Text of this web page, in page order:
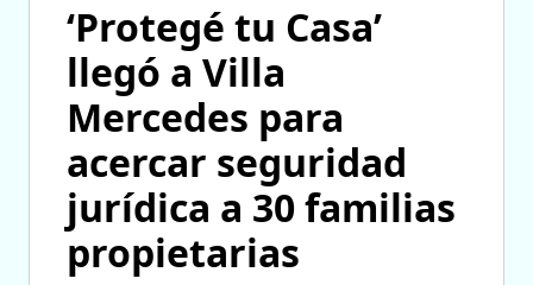
‘Protegé tu Casa’
llegó a Villa
Mercedes para
acercar seguridad
jurídica a 30 familias
propietarias